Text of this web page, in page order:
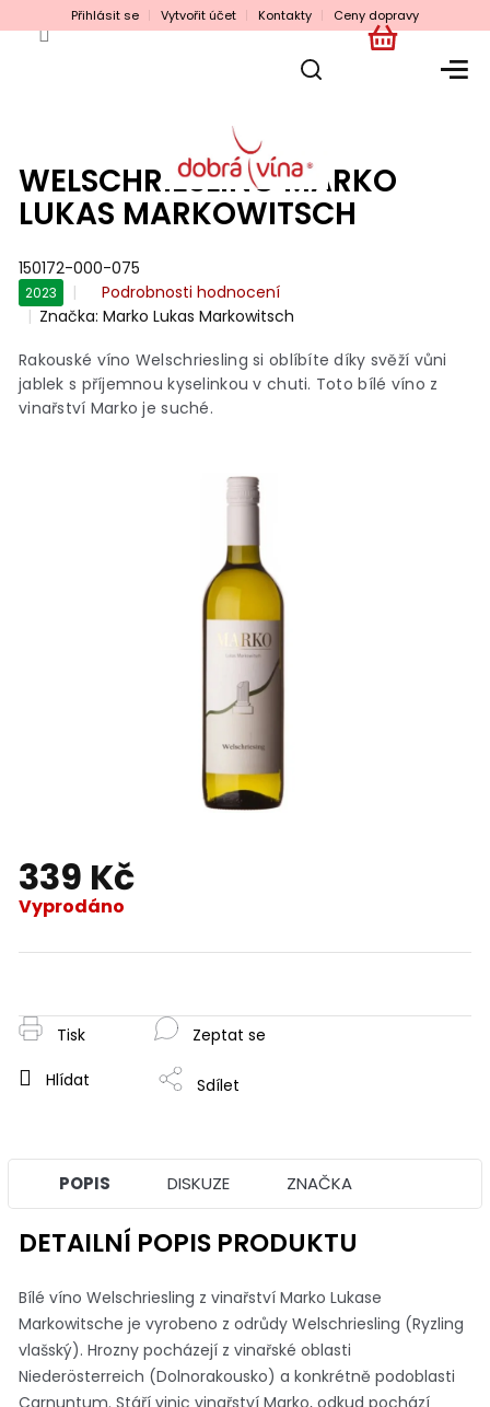
na
Přihlásit se Vytvořit účet Kontakty Ceny dopravy
NÁKUPNÍ
WELSCHRIESLING MARKO
LUKAS MARKOWITSCH
150172-000-075
2023
Průměrné
hodnocení
je
0,0
z
5
Podrobnosti hodnocení
Značka:Marko Lukas Markowitsch
Rakouské víno Welschriesling si oblíbíte díky svěží vůni
jablek s příjemnou kyselinkou v chuti. Toto bílé víno z
vinařství Marko je suché.
339 Kč
Vyprodáno
Tisk
Zeptat se
Hlídat Sdílet
POPIS DISKUZE ZNAČKA
DETAILNÍ POPIS PRODUKTU
Bílé víno Welschriesling z vinařství Marko Lukase
Markowitsche je vyrobeno z odrůdy Welschriesling (Ryzling
vlašský). Hrozny pocházejí z vinařské oblasti
Niederösterreich (Dolnorakousko) a konkrétně podoblasti
Carnuntum. Stáří vinic vinařství Marko, odkud pochází